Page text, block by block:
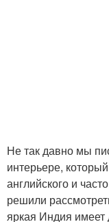
Не так давно мы
интерьере,
английского и
решили
яркая Индия имеет